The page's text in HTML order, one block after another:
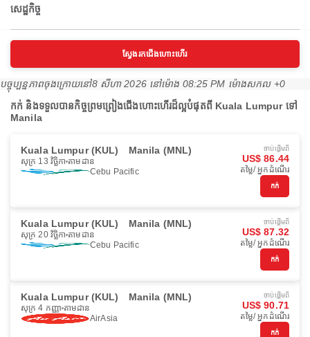
សេដ្ឋកិច្ច
ស្វែងរកជើងហោះហើរ
បច្ចុប្បន្នភាពចុងក្រោយនៅ8 សីហា 2026 នៅ​ម៉ោង 08:25 PM ម៉ោង​សកល +0
កក់ និងទទួលបានកិច្ចព្រមព្រៀងជើងហោះហើរដ៏ល្អបំផុតពី Kuala Lumpur ទៅ
Manila
Kuala Lumpur (KUL) Manila (MNL)
សុក្រ 13 វិច្ឆិកា តាមដាន
Cebu Pacific
ចាប់ផ្ដើមពី
US$ 86.44
តម្លៃ/ អ្នកដំណើរ
កក់
Kuala Lumpur (KUL) Manila (MNL)
សុក្រ 20 វិច្ឆិកា តាមដាន
Cebu Pacific
ចាប់ផ្ដើមពី
US$ 87.32
តម្លៃ/ អ្នកដំណើរ
កក់
Kuala Lumpur (KUL) Manila (MNL)
សុក្រ 4 កញ្ញា តាមដាន
AirAsia
ចាប់ផ្ដើមពី
US$ 90.71
តម្លៃ/ អ្នកដំណើរ
កក់